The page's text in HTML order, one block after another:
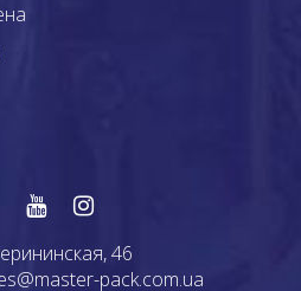
46
pack.com.ua